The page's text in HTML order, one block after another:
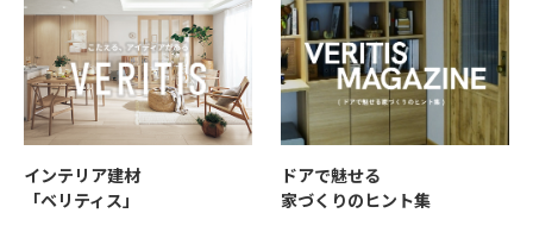
インテリア建材
「ベリティス」
ドアで魅せる
家づくりのヒント集